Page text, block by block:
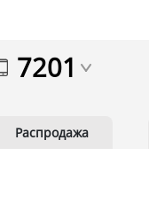
7201
Распродажа